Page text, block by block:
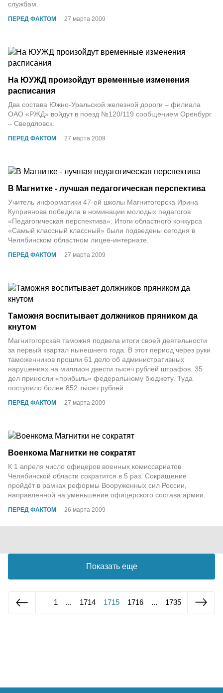
ПЕРЕД ФАКТОМ 27 марта 2009
службам.
ПЕРЕД ФАКТОМ 27 марта 2009
На ЮУЖД произойдут временные изменения
расписания
Два состава Южно-Уральской железной дороги – филиала
ОАО «РЖД» войдут в поезд №120/119 сообщением Оренбург
– Свердловск.
ПЕРЕД ФАКТОМ 27 марта 2009
В Магнитке - лучшая педагогическая перспектива
Учитель информатики 47-ой школы Магнитогорска Ирина
Куприянова победила в номинации молодых педагогов
«Педагогическая перспектива». Итоги областного конкурса
«Самый классный классный» были подведены сегодня в
Челябинском областном лицее-интернате.
ПЕРЕД ФАКТОМ 27 марта 2009
Таможня воспитывает должников пряником да
кнутом
Магнитогорская таможня подвела итоги своей деятельности
за первый квартал нынешнего года. В этот период через руки
таможенников прошли 61 дело об административных
нарушениях на миллион двести тысяч рублей штрафов. 35
дел принесли «прибыль» федеральному бюджету. Туда
поступило более 852 тысяч рублей.
ПЕРЕД ФАКТОМ 26 марта 2009
Военкома Магнитки не сократят
К 1 апреля число офицеров военных комиссариатов
Челябинской области сократится в 5 раз. Сокращение
пройдёт в рамках реформы Вооруженных сил России,
направленной на уменьшение офицерского состава армии.
Показать еще
1 ... 1714 1715 1716 ... 1735